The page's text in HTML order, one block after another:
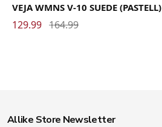
VEJA WMNS V-10 SUEDE (PASTELL)
129.99 164.99
Allike Store Newsletter